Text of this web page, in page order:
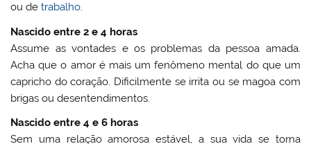
ou detrabalho.
Nascido entre 2 e 4 horas
Assume as vontades e os problemas da pessoa amada.
Acha que o amor é mais um fenômeno mental do que um
capricho do coração. Dificilmente se irrita ou se magoa com
brigas ou desentendimentos.
Nascido entre 4 e 6 horas
Sem uma relação amorosa estável, a sua vida se torna